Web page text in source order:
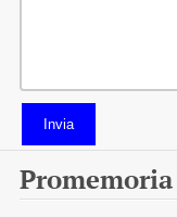
Invia
Promemoria